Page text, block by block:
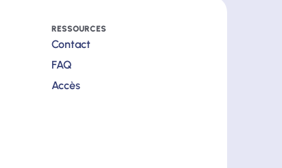
RESSOURCES
Contact
FAQ
Accès